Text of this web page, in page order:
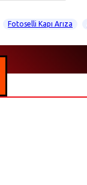
Fotoselli Kapı Arıza